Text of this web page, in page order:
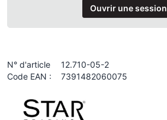
Ouvrir une session
N° d'article
12.710-05-2
Code EAN :
7391482060075